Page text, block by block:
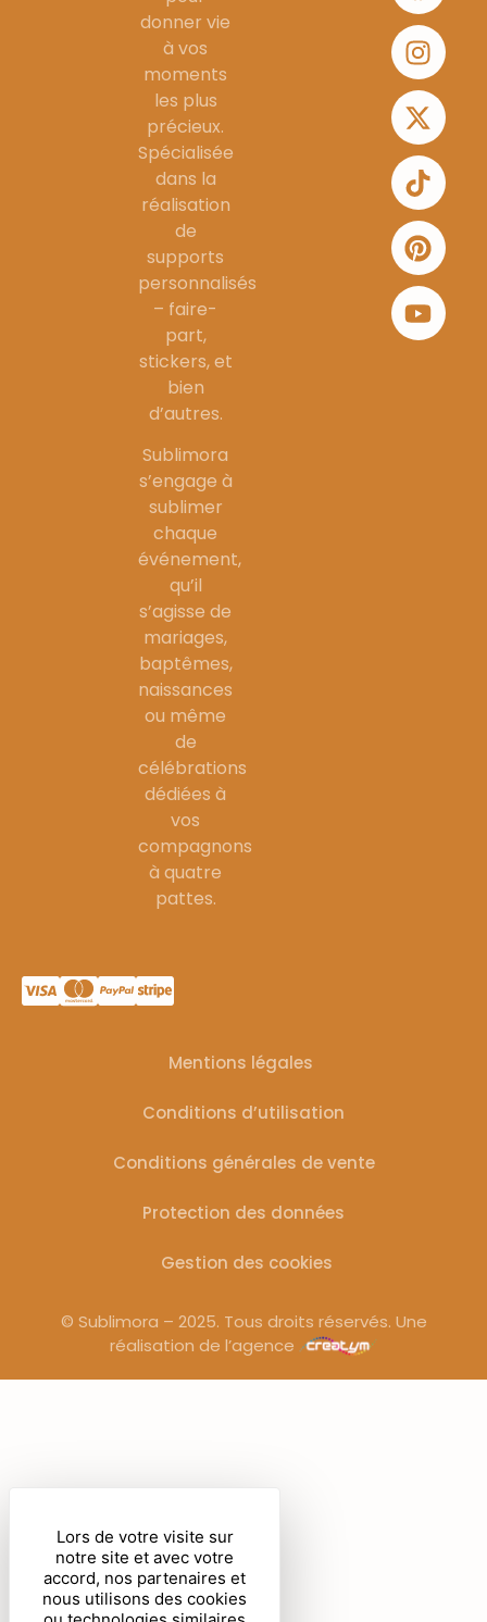
donner vie
à vos
moments
les plus
précieux.
Spécialisée
dans la
réalisation
de
supports
personnalisés
– faire-
part,
stickers, et
bien
d’autres.
Sublimora
s’engage à
sublimer
chaque
événement,
qu’il
s’agisse de
mariages,
baptêmes,
naissances
ou même
de
célébrations
dédiées à
vos
compagnons
à quatre
pattes.
Mentions légales
Conditions d’utilisation
Conditions générales de vente
Protection des données
Gestion des cookies
© Sublimora – 2025. Tous droits réservés. Une
réalisation de l’agence
Lors de votre visite sur
notre site et avec votre
accord, nos partenaires et
nous utilisons des cookies